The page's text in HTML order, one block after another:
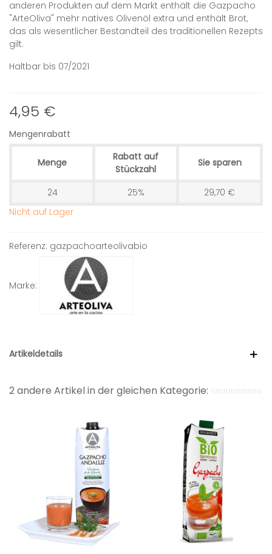
anderen Produkten auf dem Markt enthält die Gazpacho
"ArteOliva" mehr natives Olivenöl extra und enthält Brot,
das als wesentlicher Bestandteil des traditionellen Rezepts
gilt.
Haltbar bis 07/2021
4,95 €
Mengenrabatt
Menge
Rabatt auf
Stückzahl
Sie sparen
24 25%
29,70 €
Nicht auf Lager
Referenz: gazpachoarteolivabio
Marke:
Artikeldetails
2 andere Artikel in der gleichen Kategorie: